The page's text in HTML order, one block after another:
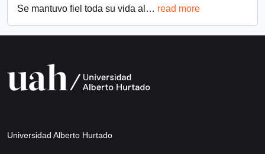
Se mantuvo fiel toda su vida al … read more
Universidad Alberto Hurtado